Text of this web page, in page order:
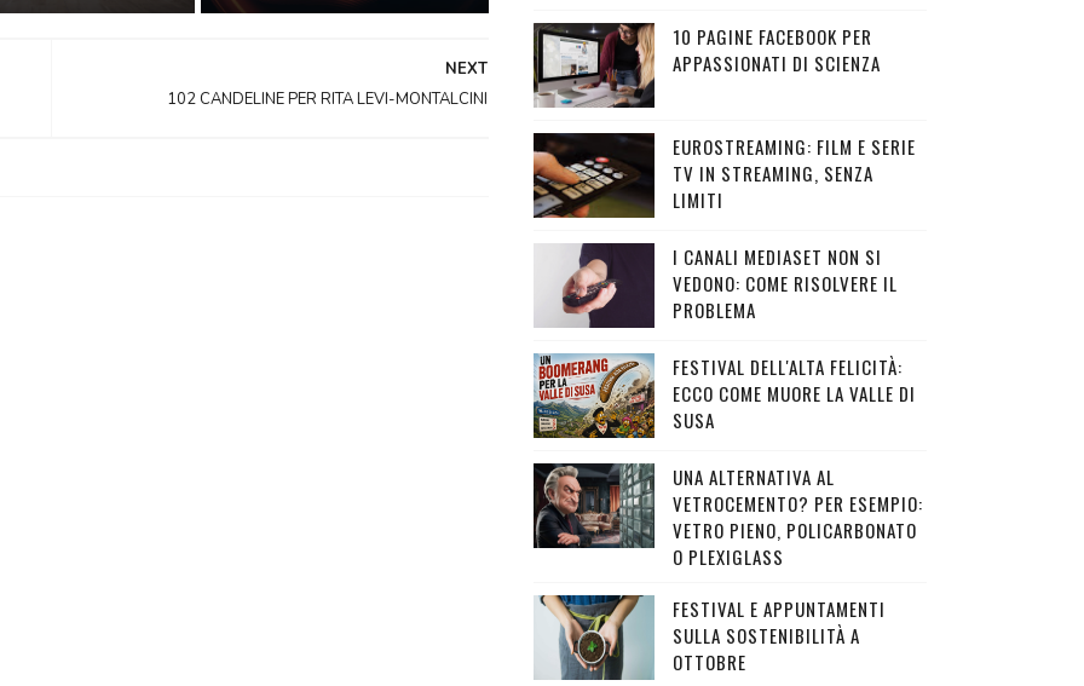
NEXT
102 CANDELINE PER RITA LEVI-MONTALCINI
10 PAGINE FACEBOOK PER
APPASSIONATI DI SCIENZA
EUROSTREAMING: FILM E SERIE
TV IN STREAMING, SENZA
LIMITI
I CANALI MEDIASET NON SI
VEDONO: COME RISOLVERE IL
PROBLEMA
FESTIVAL DELL'ALTA FELICITÀ:
ECCO COME MUORE LA VALLE DI
SUSA
UNA ALTERNATIVA AL
VETROCEMENTO? PER ESEMPIO:
VETRO PIENO, POLICARBONATO
O PLEXIGLASS
FESTIVAL E APPUNTAMENTI
SULLA SOSTENIBILITÀ A
OTTOBRE